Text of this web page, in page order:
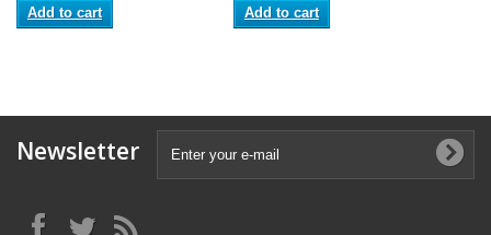
Add to cart
Add to cart
Newsletter